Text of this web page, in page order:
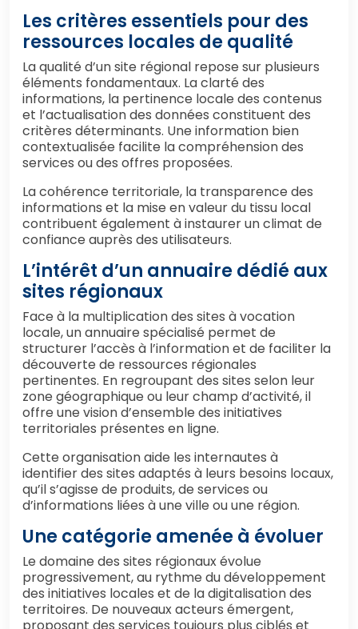
Les critères essentiels pour des
ressources locales de qualité
La qualité d’un site régional repose sur plusieurs
éléments fondamentaux. La clarté des
informations, la pertinence locale des contenus
et l’actualisation des données constituent des
critères déterminants. Une information bien
contextualisée facilite la compréhension des
services ou des offres proposées.
La cohérence territoriale, la transparence des
informations et la mise en valeur du tissu local
contribuent également à instaurer un climat de
confiance auprès des utilisateurs.
L’intérêt d’un annuaire dédié aux
sites régionaux
Face à la multiplication des sites à vocation
locale, un annuaire spécialisé permet de
structurer l’accès à l’information et de faciliter la
découverte de ressources régionales
pertinentes. En regroupant des sites selon leur
zone géographique ou leur champ d’activité, il
offre une vision d’ensemble des initiatives
territoriales présentes en ligne.
Cette organisation aide les internautes à
identifier des sites adaptés à leurs besoins locaux,
qu’il s’agisse de produits, de services ou
d’informations liées à une ville ou une région.
Une catégorie amenée à évoluer
Le domaine des sites régionaux évolue
progressivement, au rythme du développement
des initiatives locales et de la digitalisation des
territoires. De nouveaux acteurs émergent,
proposant des services toujours plus ciblés et